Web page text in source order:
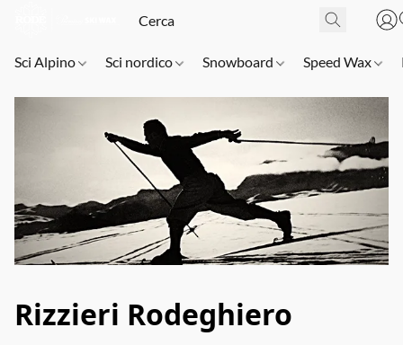
Sci Alpino Sci nordico Snowboard Speed Wax
Rizzieri Rodeghiero